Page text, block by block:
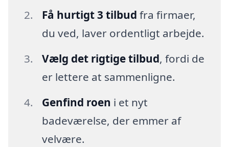
Få hurtigt 3 tilbud fra firmaer,
du ved, laver ordentligt arbejde.
Vælg det rigtige tilbud, fordi de
er lettere at sammenligne.
Genfind roen i et nyt
badeværelse, der emmer af
velvære.